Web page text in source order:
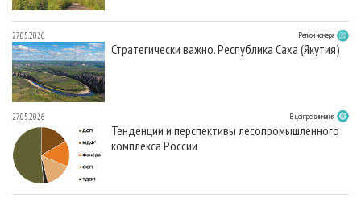
27.05.2026 Регион номера
Стратегически важно. Республика Саха (Якутия)
27.05.2026 В центре внимания
Тенденции и перспективы лесопромышленного
комплекса России